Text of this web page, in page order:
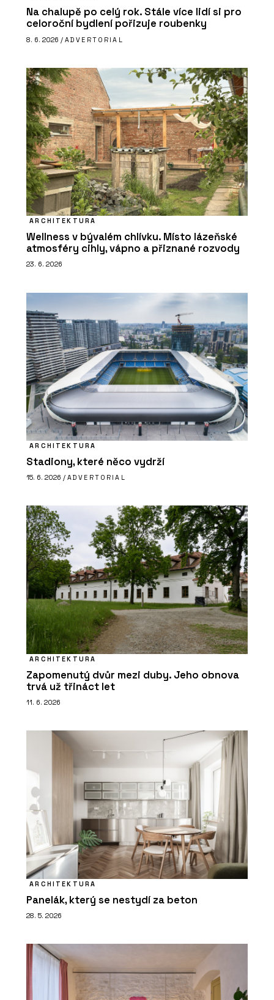
Na chalupě po celý rok. Stále více lidí si pro
celoroční bydlení pořizuje roubenky
8. 6. 2026 / ADVERTORIAL
ARCHITEKTURA
Wellness v bývalém chlívku. Místo lázeňské
atmosféry cihly, vápno a přiznané rozvody
23. 6. 2026
ARCHITEKTURA
Stadiony, které něco vydrží
15. 6. 2026 / ADVERTORIAL
ARCHITEKTURA
Zapomenutý dvůr mezi duby. Jeho obnova
trvá už třináct let
11. 6. 2026
ARCHITEKTURA
Panelák, který se nestydí za beton
28. 5. 2026